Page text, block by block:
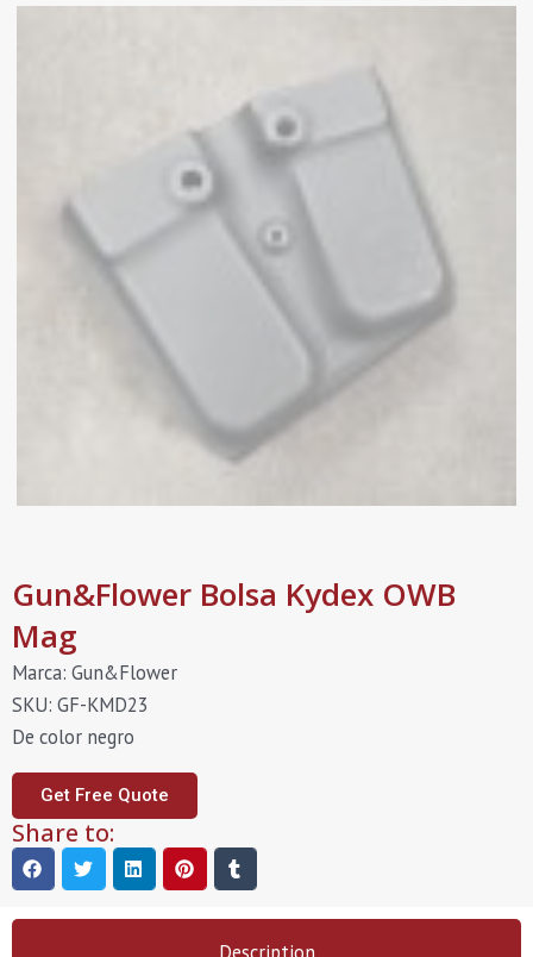
Gun&Flower Bolsa Kydex OWB
Mag
Marca: Gun&Flower
SKU: GF-KMD23
De color negro
Get Free Quote
Share to: